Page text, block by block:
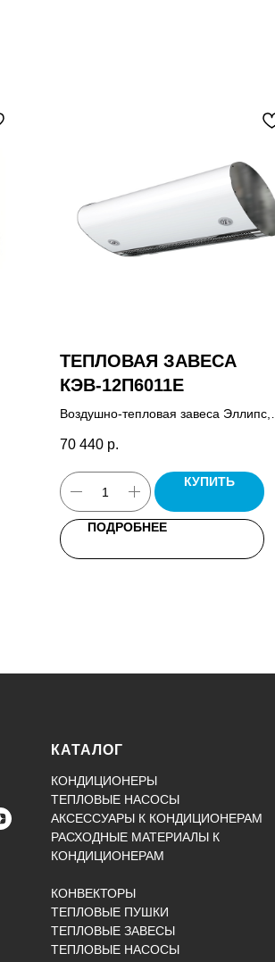
ТЕПЛОВАЯ ЗАВЕСА
КЭВ-12П6011E
Воздушно-тепловая завеса Эллипс,
крепежных штанг, выключатель
освещения, паспорт.
70 440 р.
КУПИТЬ
ПОДРОБНЕЕ
КАТАЛОГ
КОНДИЦИОНЕРЫ
ТЕПЛОВЫЕ НАСОСЫ
АКСЕССУАРЫ К КОНДИЦИОНЕРАМ
РАСХОДНЫЕ МАТЕРИАЛЫ К
КОНДИЦИОНЕРАМ
КОНВЕКТОРЫ
ТЕПЛОВЫЕ ПУШКИ
ТЕПЛОВЫЕ ЗАВЕСЫ
ТЕПЛОВЫЕ НАСОСЫ